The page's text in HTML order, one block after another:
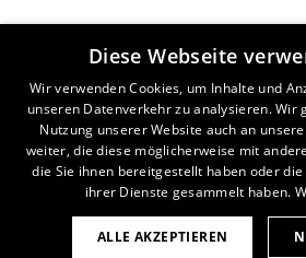
Diese Webseite
Wir verwenden Cookies, um Inhalte und
unseren Datenverkehr zu analysieren.
Nutzung unserer Website auch an
weiter, die diese möglicherweise mit
die Sie ihnen bereitgestellt haben oder
ihrer Dienste gesammelt haben.
ALLE AKZEPTIEREN